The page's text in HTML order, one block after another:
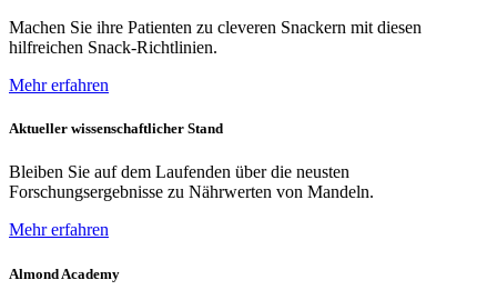
Machen Sie ihre Patienten zu cleveren Snackern mit diesen
hilfreichen Snack-Richtlinien.
Mehr erfahren
Aktueller wissenschaftlicher Stand
Bleiben Sie auf dem Laufenden über die neusten
Forschungsergebnisse zu Nährwerten von Mandeln.
Mehr erfahren
Almond Academy